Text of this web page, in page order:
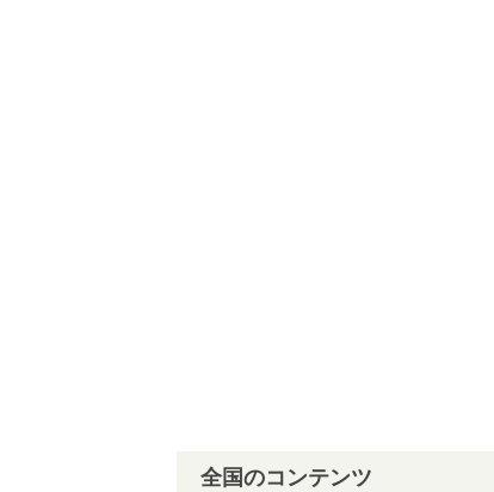
全国のコンテンツ